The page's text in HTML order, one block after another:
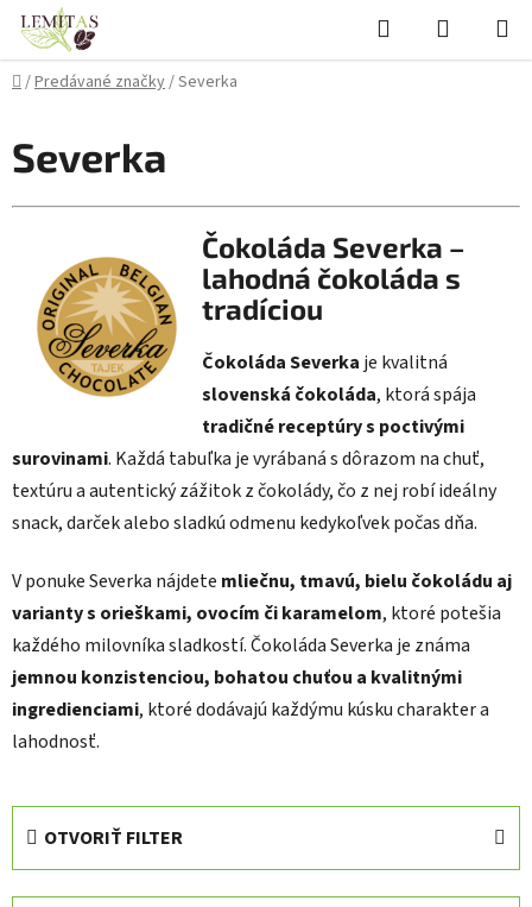
Prejsť
obsah
Hľadať
KOŠÍK
Domov
/Predávané značky/Severka
Severka
Čokoláda Severka –
lahodná čokoláda s
tradíciou
Čokoláda Severkaje kvalitná
slovenská čokoláda, ktorá spája
tradičné receptúry s poctivými
surovinami. Každá tabuľka je vyrábaná s dôrazom na chuť,
textúru a autentický zážitok z čokolády, čo z nej robí ideálny
snack, darček alebo sladkú odmenu kedykoľvek počas dňa.
V ponuke Severka nájdete mliečnu, tmavú, bielu čokoládu aj
varianty s orieškami, ovocím či karamelom, ktoré potešia
každého milovníka sladkostí. Čokoláda Severka je známa
jemnou konzistenciou, bohatou chuťou a kvalitnými
ingredienciami, ktoré dodávajú každýmu kúsku charakter a
lahodnosť.
OTVORIŤ FILTER